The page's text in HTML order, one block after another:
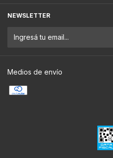
NEWSLETTER
Medios de envío